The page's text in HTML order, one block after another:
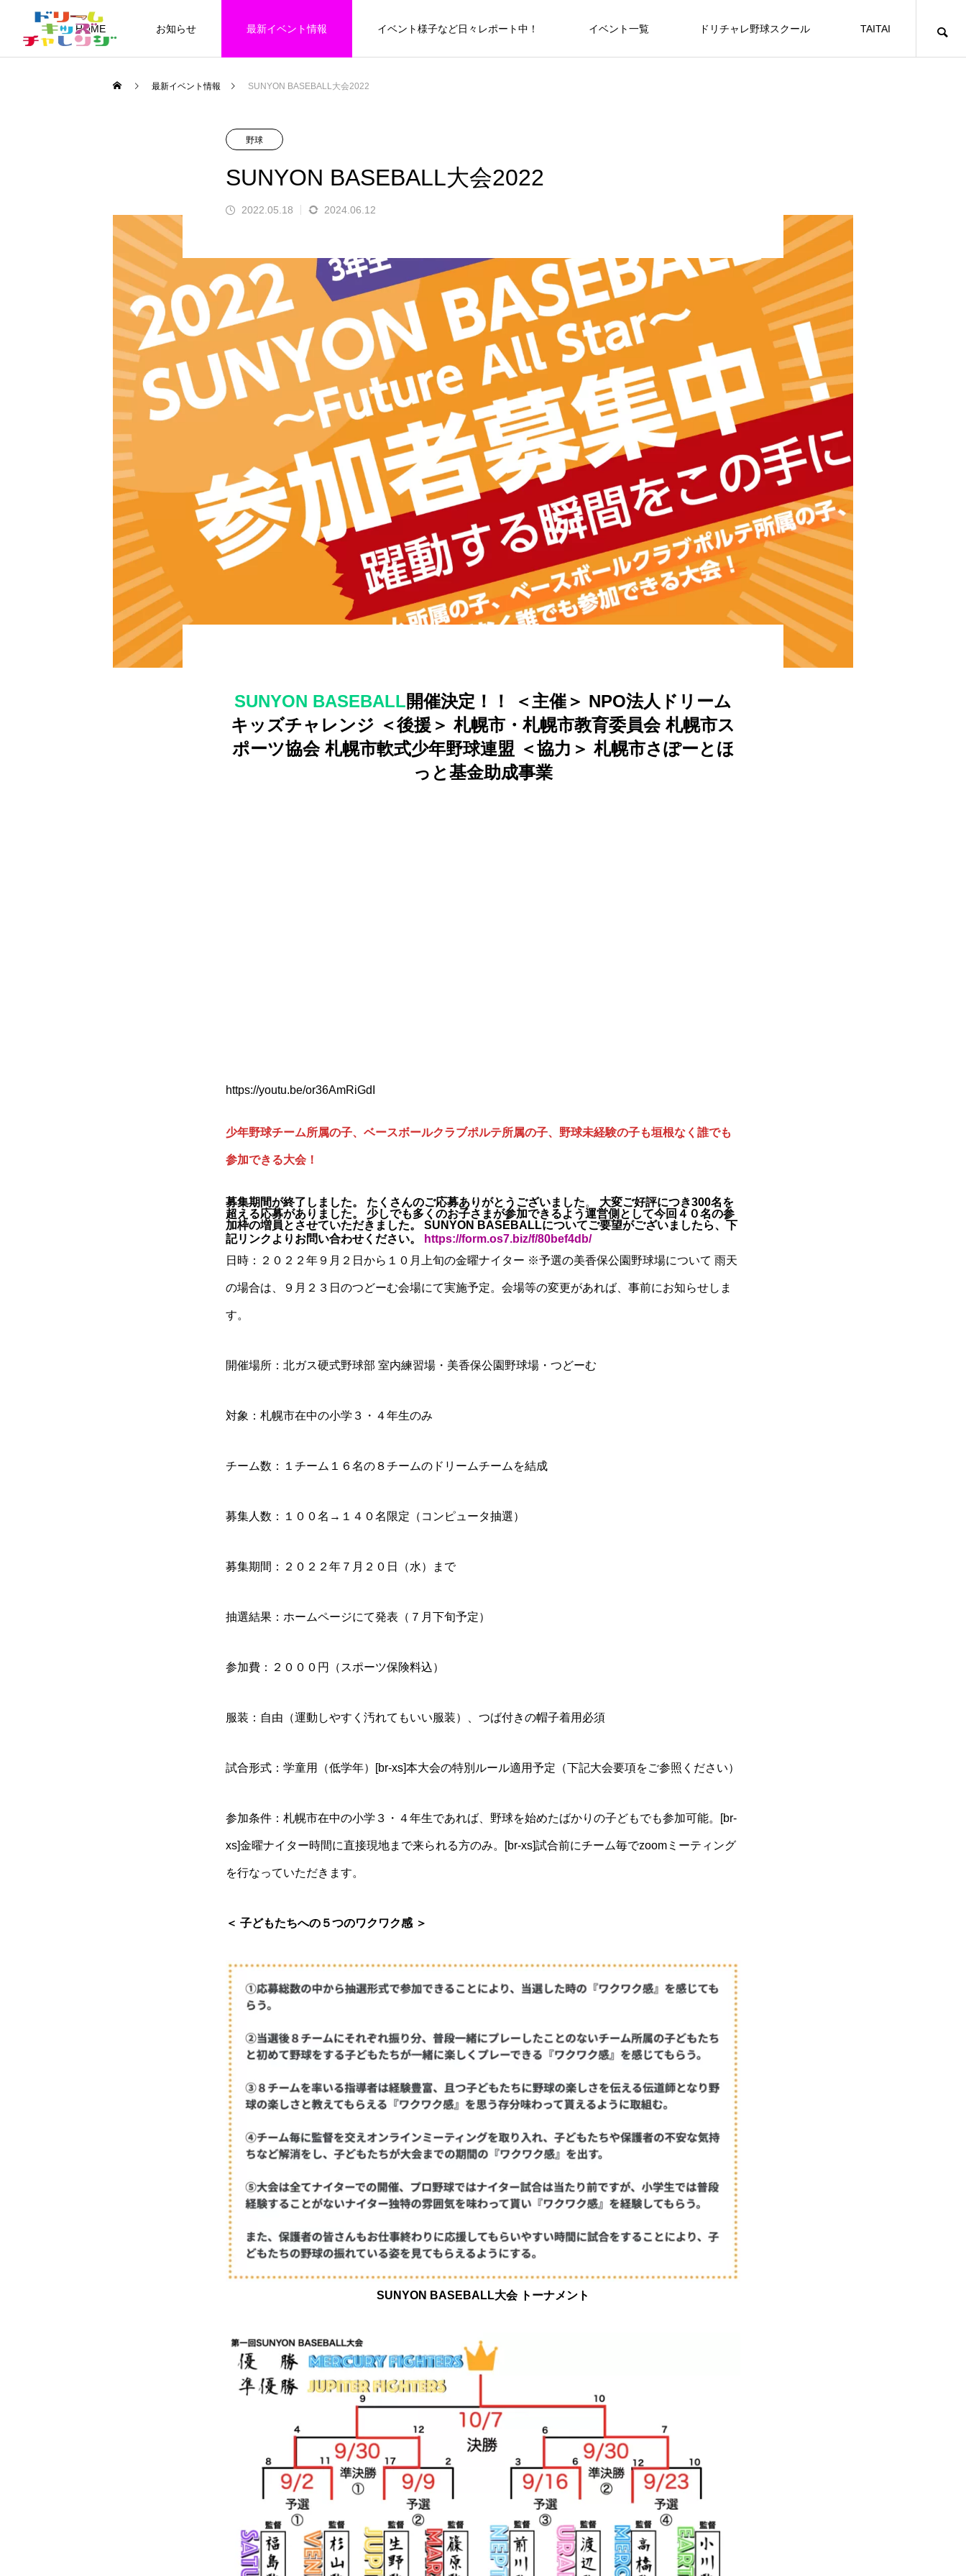
HOME お知らせ 最新イベント情報 イベント様子など日々レポート中！ イベント一覧 ドリチャレ野球スクール TAITAI
SUNYONBASEBALL全道大会2026
札幌・札幌近郊ブロック 第六試合
ゼウス VS アテナ
2026.07.29
SUNYONBASEBALL全道大会2026
札幌・札幌近郊ブロック 第五試合
アトラス VS フェニックス
2026.07.21
SUNYONBASEBALL全道大会2026
札幌・札幌近郊ブロック 第四試合
ゼウス VS ポセイドン
2026.07.17
EVENT
50
SUNYON BASEBALL 全道大会 2026 予選ト
ーナメント 〜道東・釧路ブロック〜
SUNYON BASEBALL 全道大会 2026 予選ト
ーナメント 〜西胆振ブロック〜
SUNYON BASEBALL 全道大会 2026 予選ト
ーナメント 〜道南ブロック〜
SUNYON BASEBALL 全道大会 2026 予
選トーナメント 〜道北ブロック〜
第8回 フィットンチャレンジ 〜笑顔と
健康の二刀流〜
ANOTHER 5th GRADE BASEBALL 20
26 (冬季野球教室×交流試合)
ドリチャレが開催する、小学３・４年生向けの
スポーツイベントの一覧です。気になるイベン
トがないか要check！ スポーツを始める子ども
が一番多いと言われる学年です。スポーツで心
身ともにパワーアップしよう！
小学５年生向けスポーツイベント一覧 小学6年生向けスポーツイベント一覧
スポーツ健康セミナー スペシャルイベント
最新イベント情報 SUNYON BASEBALL大会2022
野球
SUNYON BASEBALL大会2022
2022.05.18 2024.06.12
SUNYON BASEBALL開催決定！！ ＜主催＞ NPO法人ドリーム
キッズチャレンジ ＜後援＞ 札幌市・札幌市教育委員会 札幌市ス
ポーツ協会 札幌市軟式少年野球連盟 ＜協力＞ 札幌市さぽーとほ
っと基金助成事業
https://youtu.be/or36AmRiGdI
少年野球チーム所属の子、ベースボールクラブポルテ所属の子、野球未経験の子も垣根なく誰でも
参加できる大会！
募集期間が終了しました。 たくさんのご応募ありがとうございました。 大変ご好評につき300名を
超える応募がありました。
少しでも多くのお子さまが参加できるよう運営側として今回４０名の参
加枠の増員とさせていただきました。
SUNYON BASEBALLについてご要望がございましたら、下
記リンクよりお問い合わせください。
https://form.os7.biz/f/80bef4db/
日時：２０２２年９月２日から１０月上旬の金曜ナイター ※予選の美香保公園野球場について 雨天
の場合は、９月２３日のつどーむ会場にて実施予定。会場等の変更があれば、事前にお知らせしま
す。
開催場所：北ガス硬式野球部 室内練習場・美香保公園野球場・つどーむ
対象：札幌市在中の小学３・４年生のみ
チーム数：１チーム１６名の８チームのドリームチームを結成
募集人数：１００名→１４０名限定（コンピュータ抽選）
募集期間：２０２２年７月２０日（水）まで
抽選結果：ホームページにて発表（７月下旬予定）
参加費：２０００円（スポーツ保険料込）
服装：自由（運動しやすく汚れてもいい服装）、つば付きの帽子着用必須
試合形式：学童用（低学年）[br-xs]本大会の特別ルール適用予定（下記大会要項をご参照ください）
参加条件：札幌市在中の小学３・４年生であれば、野球を始めたばかりの子どもでも参加可能。[br-
xs]金曜ナイター時間に直接現地まで来られる方のみ。[br-xs]試合前にチーム毎でzoomミーティング
を行なっていただきます。
＜ 子どもたちへの５つのワクワク感 ＞
SUNYON BASEBALL大会 トーナメント